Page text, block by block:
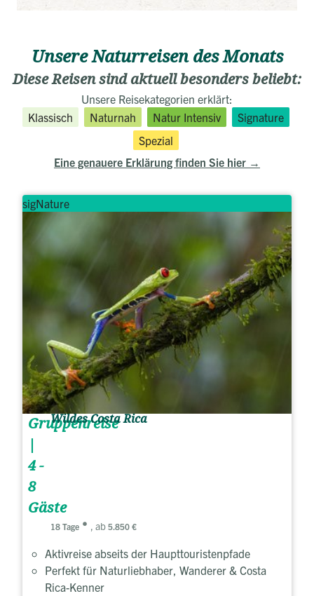
Unsere Naturreisen des Monats
Diese Reisen sind aktuell besonders beliebt:
Unsere Reisekategorien erklärt:
Klassisch
Naturnah Natur Intensiv
Signature
Spezial
Eine genauere Erklärung finden Sie hier
sigNature
Gruppenreise
|
4 -
8
Gäste
Wildes Costa Rica
18 Tage , ab 5.850 €
Aktivreise abseits der Haupttouristenpfade
Perfekt für Naturliebhaber, Wanderer & Costa
Rica-Kenner